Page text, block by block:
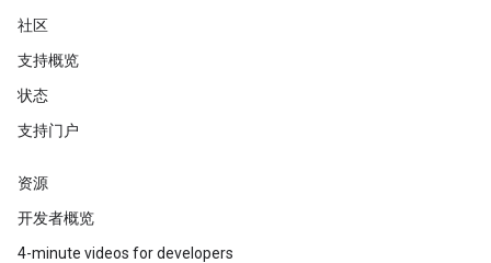
社区
支持概览
状态
支持门户
资源
开发者概览
4-minute videos for developers